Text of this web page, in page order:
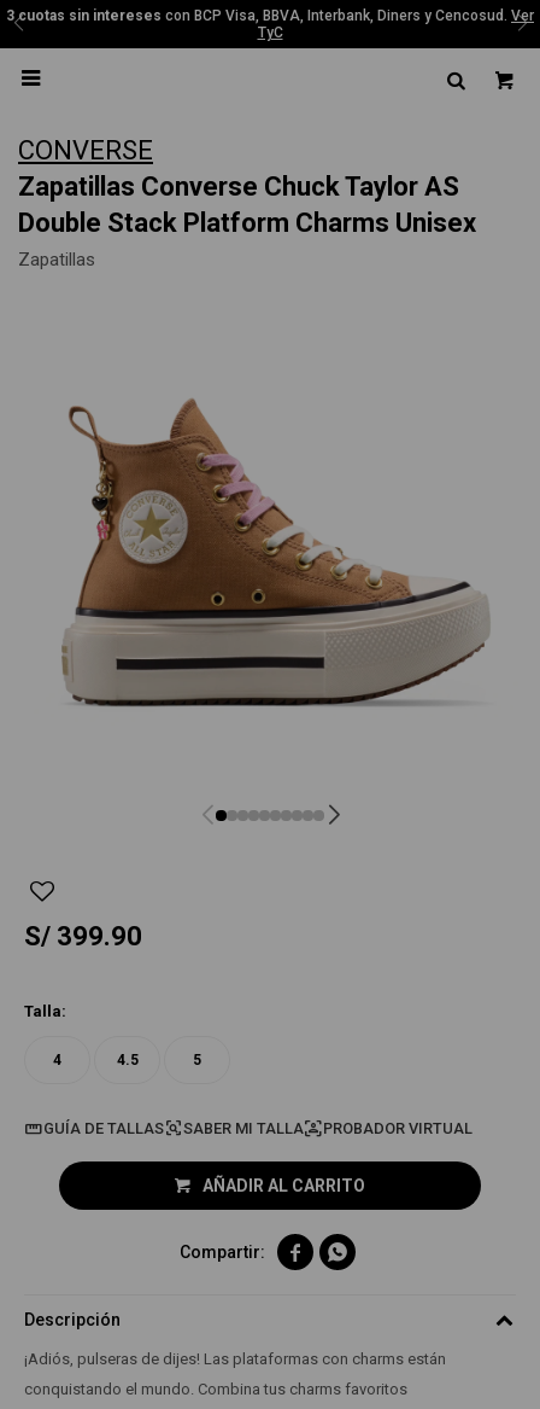
3 cuotas sin intereses con BCP Visa, BBVA, Interbank, Diners y Cencosud. Ver
TyC

CONVERSE
Zapatillas Converse Chuck Taylor AS
Double Stack Platform Charms Unisex
Zapatillas
S/ 399.90
Talla:
4 4.5 5
GUÍA DE TALLAS PROBADOR VIRTUAL
AÑADIR AL CARRITO
 
Descripción
¡Adiós, pulseras de dijes! Las plataformas con charms están
conquistando el mundo. Combina tus charms favoritos